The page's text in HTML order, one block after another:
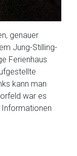
genauer
Jung-Stilling-
Ferienhaus
kann man
war es